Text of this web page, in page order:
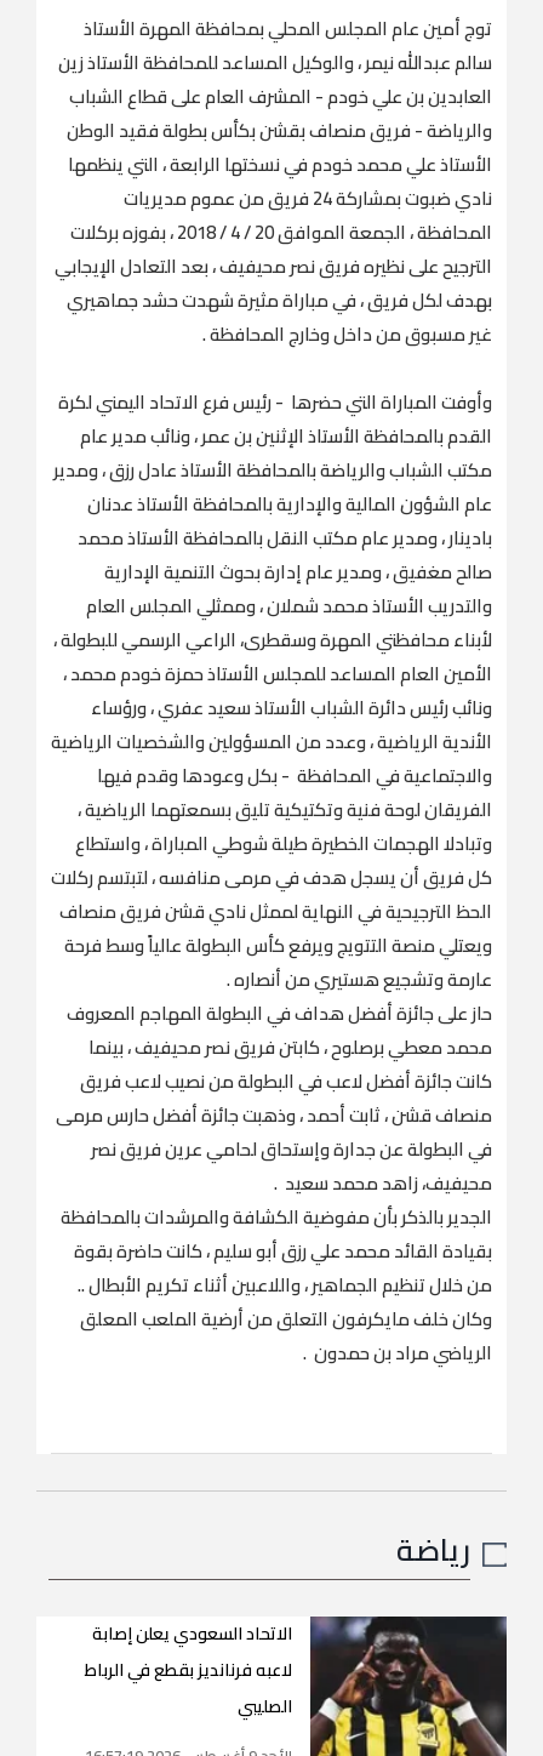
توج أمين عام المجلس المحلي بمحافظة المهرة الأستاذ
سالم عبدالله نيمر ، والوكيل المساعد للمحافظة الأستاذ زين
العابدين بن علي خودم - المشرف العام على قطاع الشباب
والرياضة - فريق منصاف بقشن بكأس بطولة فقيد الوطن
الأستاذ علي محمد خودم في نسختها الرابعة ، التي ينظمها
نادي ضبوت بمشاركة 24 فريق من عموم مديريات
المحافظة ، الجمعة الموافق 20 / 4 / 2018 ، بفوزه بركلات
الترجيح على نظيره فريق نصر محيفيف ، بعد التعادل الإيجابي
بهدف لكل فريق ، في مباراة مثيرة شهدت حشد جماهيري
غير مسبوق من داخل وخارج المحافظة .
وأوفت المباراة التي حضرها - رئيس فرع الاتحاد اليمني لكرة
القدم بالمحافظة الأستاذ الإثنين بن عمر ، ونائب مدير عام
مكتب الشباب والرياضة بالمحافظة الأستاذ عادل رزق ، ومدير
عام الشؤون المالية والإدارية بالمحافظة الأستاذ عدنان
بادينار ، ومدير عام مكتب النقل بالمحافظة الأستاذ محمد
صالح مغفيق ، ومدير عام إدارة بحوث التنمية الإدارية
والتدريب الأستاذ محمد شملان ، وممثلي المجلس العام
لأبناء محافظتي المهرة وسقطرى، الراعي الرسمي للبطولة ،
الأمين العام المساعد للمجلس الأستاذ حمزة خودم محمد ،
ونائب رئيس دائرة الشباب الأستاذ سعيد عفري ، ورؤساء
الأندية الرياضية ، وعدد من المسؤولين والشخصيات الرياضية
والاجتماعية في المحافظة - بكل وعودها وقدم فيها
الفريقان لوحة فنية وتكتيكية تليق بسمعتهما الرياضية ،
وتبادلا الهجمات الخطيرة طيلة شوطي المباراة ، واستطاع
كل فريق أن يسجل هدف في مرمى منافسه ، لتبتسم ركلات
الحظ الترجيحية في النهاية لممثل نادي قشن فريق منصاف
ويعتلي منصة التتويج ويرفع كأس البطولة عالياً وسط فرحة
عارمة وتشجيع هستيري من أنصاره .
حاز على جائزة أفضل هداف في البطولة المهاجم المعروف
محمد معطي برصلوح ، كابتن فريق نصر محيفيف ، بينما
كانت جائزة أفضل لاعب في البطولة من نصيب لاعب فريق
منصاف قشن ، ثابت أحمد ، وذهبت جائزة أفضل حارس مرمى
في البطولة عن جدارة وإستحاق لحامي عرين فريق نصر
محيفيف، زاهد محمد سعيد .
الجدير بالذكر بأن مفوضية الكشافة والمرشدات بالمحافظة
بقيادة القائد محمد علي رزق أبو سليم ، كانت حاضرة بقوة
من خلال تنظيم الجماهير ، واللاعبين أثناء تكريم الأبطال ..
وكان خلف مايكرفون التعلق من أرضية الملعب المعلق
الرياضي مراد بن حمدون .
رياضة
الاتحاد السعودي يعلن إصابة
لاعبه فرنانديز بقطع في الرباط
الصليبي